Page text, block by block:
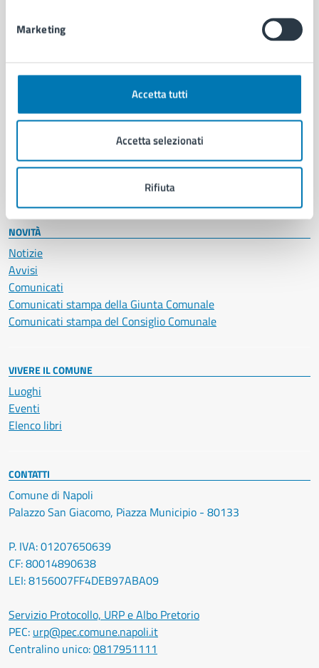
Marketing
Accetta tutti
Accetta selezionati
Rifiuta
Anagrafe e stato civile
Documenti e certificati
Giustizia e sicurezza pubblica
Salute, benessere e assistenza
Servizi Cimiteriali
NOVITÀ
Notizie
Avvisi
Comunicati
Comunicati stampa della Giunta Comunale
Comunicati stampa del Consiglio Comunale
VIVERE IL COMUNE
Luoghi
Eventi
Elenco libri
CONTATTI
Comune di Napoli
Palazzo San Giacomo, Piazza Municipio - 80133
P. IVA: 01207650639
CF: 80014890638
LEI: 8156007FF4DEB97ABA09
Servizio Protocollo, URP e Albo Pretorio
PEC: urp@pec.comune.napoli.it
Centralino unico:0817951111